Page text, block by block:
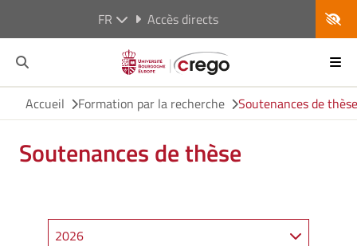
FR Accès directs
Accueil Formation par la recherche Soutenances de thèse
Soutenances de thèse
2026